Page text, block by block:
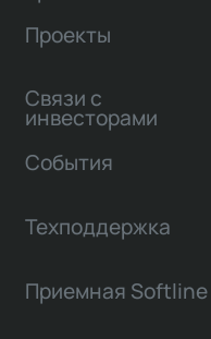
Проекты
Связи с
инвесторами
События
Техподдержка
Приемная Softline